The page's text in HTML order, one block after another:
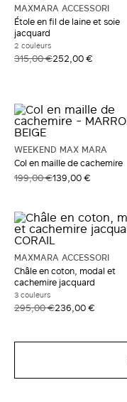
MAXMARA ACCESSORI
Étole en fil de laine et soie
jacquard
2 couleurs
315,00 €252,00 €
WEEKEND MAX MARA
Col en maille de cachemire
199,00 €139,00 €
MAXMARA ACCESSORI
Châle en coton, modal et
cachemire jacquard
3 couleurs
295,00 €236,00 €